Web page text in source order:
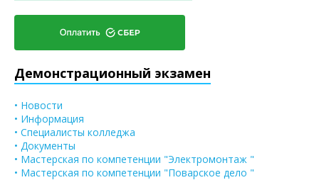
Демонстрационный экзамен
• Новости
• Информация
• Специалисты колледжа
• Документы
• Мастерская по компетенции "Электромонтаж "
• Мастерская по компетенции "Поварское дело "